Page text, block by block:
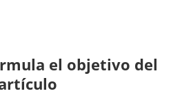
el objetivo del